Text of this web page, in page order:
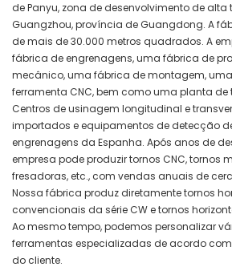
de Panyu, zona de desenvolvimento de
Guangzhou, província de Guangdong. A
de mais de 30.000 metros quadrados. A
fábrica de engrenagens, uma fábrica de
mecânico, uma fábrica de montagem,
ferramenta CNC, bem como uma planta
Centros de usinagem longitudinal e
importados e equipamentos de detecção
engrenagens da Espanha. Após anos de
empresa pode produzir tornos CNC, tornos
fresadoras, etc., com vendas anuais de
Nossa fábrica produz diretamente tornos
convencionais da série CW e tornos
Ao mesmo tempo, podemos personalizar
ferramentas especializadas de acordo
do cliente.